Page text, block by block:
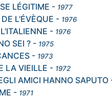
LÉGITIME - 1977
L'ÉVÈQUE - 1976
- 1976
SEI ? - 1975
- 1973
LA VIEILLE - 1972
AMICI HANNO SAPUTO
- 1971